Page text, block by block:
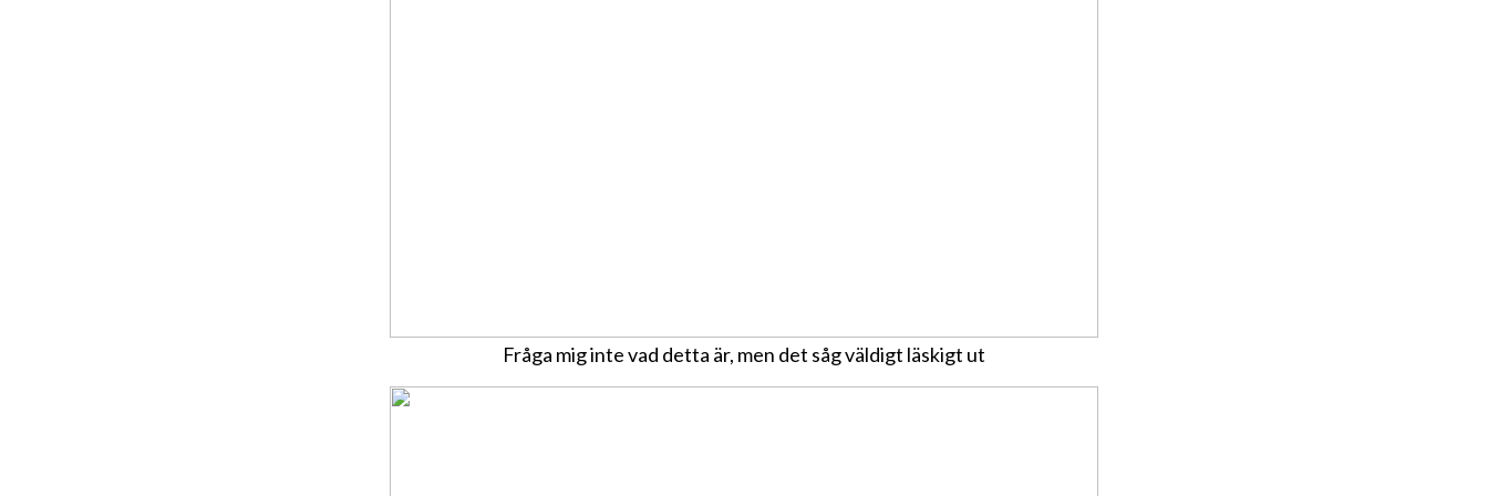
Fråga mig inte vad detta är, men det såg väldigt läskigt ut